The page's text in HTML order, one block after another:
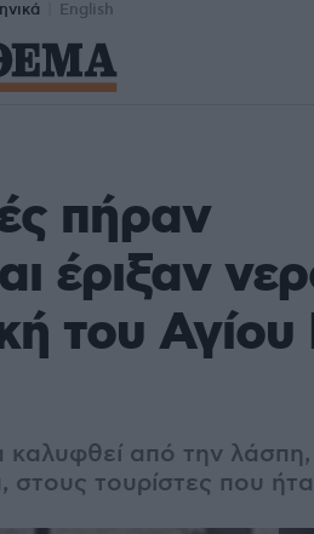
English
πήραν
έριξαν
του
καλυφθεί από την
τουρίστες που